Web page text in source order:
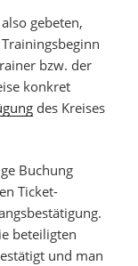
gebeten,
bzw. der
konkret
des Kreises
Buchung
Ticket-
beteiligten
und man